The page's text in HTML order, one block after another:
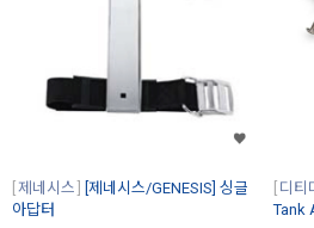
제네시스
[제네시스/GENESIS] 싱글
아답터
디티
Tank